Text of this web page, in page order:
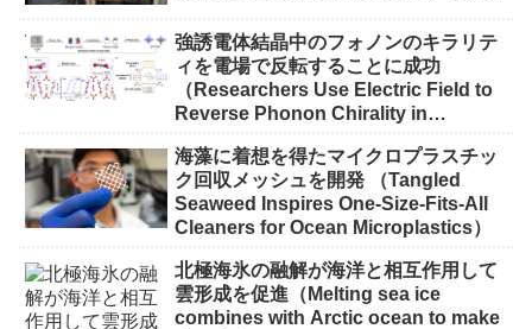
れ粒子の長距離伝送に成功 （‘Spooky’
Particles Transit DC Suburbs, a Step
Toward a Quantum Network）
強誘電体結晶中のフォノンのキラリテ
ィを電場で反転することに成功
（Researchers Use Electric Field to
Reverse Phonon Chirality in
海藻に着想を得たマイクロプラスチッ
ク回収メッシュを開発 （Tangled
Seaweed Inspires One-Size-Fits-All
Cleaners for Ocean Microplastics）
北極海氷の融解が海洋と相互作用して
雲形成を促進（Melting sea ice
combines with Arctic ocean to make